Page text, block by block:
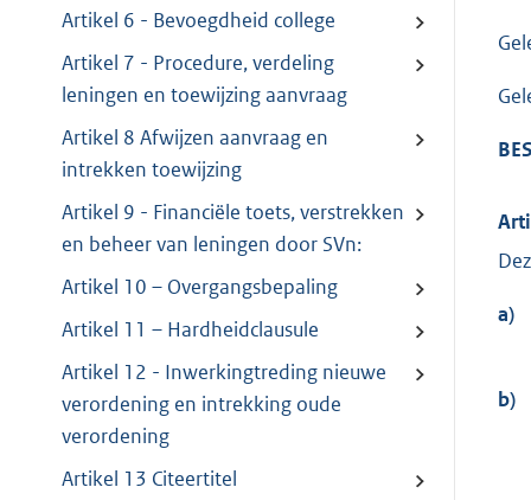
Artikel 6 - Bevoegdheid college
Artikel 7 - Procedure, verdeling
leningen en toewijzing aanvraag
Artikel 8 Afwijzen aanvraag en
intrekken toewijzing
Artikel 9 - Financiële toets, verstrekken
en beheer van leningen door SVn:
Artikel 10 – Overgangsbepaling
Artikel 11 – Hardheidclausule
Artikel 12 - Inwerkingtreding nieuwe
verordening en intrekking oude
verordening
Artikel 13 Citeertitel
a)
b)